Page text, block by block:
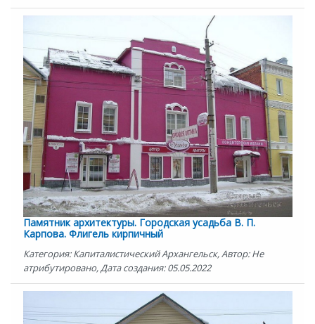
Памятник архитектуры. Городская усадьба В. П.
Карпова. Флигель кирпичный
Категория: Капиталистический Архангельск, Автор: Не
атрибутировано, Дата создания: 05.05.2022